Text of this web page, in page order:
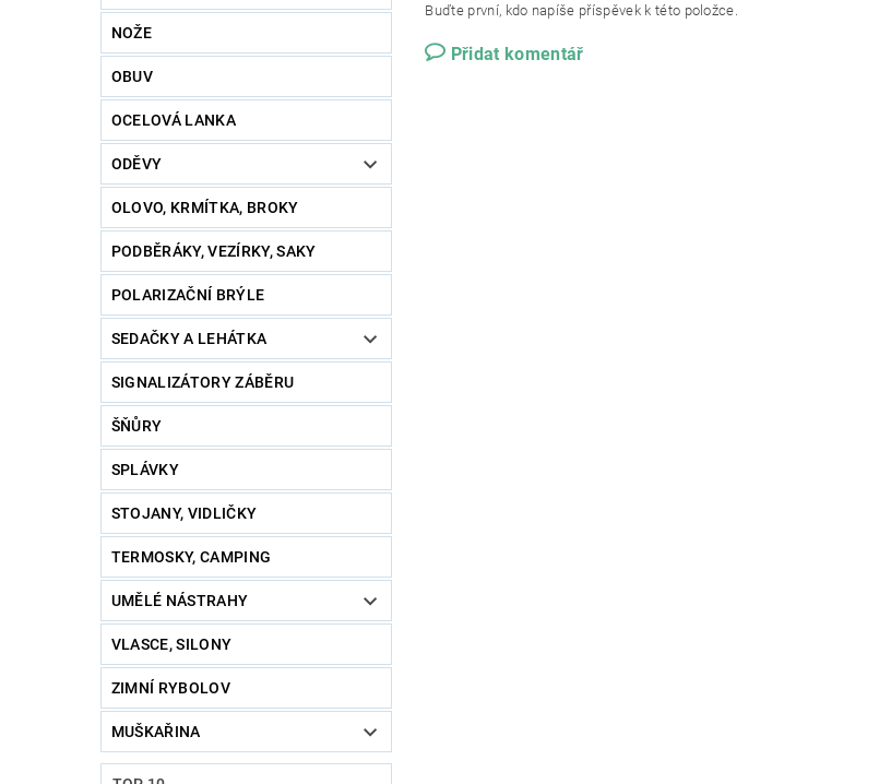
NOŽE
OBUV
OCELOVÁ LANKA
ODĚVY
OLOVO, KRMÍTKA, BROKY
PODBĚRÁKY, VEZÍRKY, SAKY
POLARIZAČNÍ BRÝLE
SEDAČKY A LEHÁTKA
SIGNALIZÁTORY ZÁBĚRU
ŠŇŮRY
SPLÁVKY
STOJANY, VIDLIČKY
TERMOSKY, CAMPING
UMĚLÉ NÁSTRAHY
VLASCE, SILONY
ZIMNÍ RYBOLOV
MUŠKAŘINA
Buďte první, kdo napíše příspěvek k této položce.
Přidat komentář